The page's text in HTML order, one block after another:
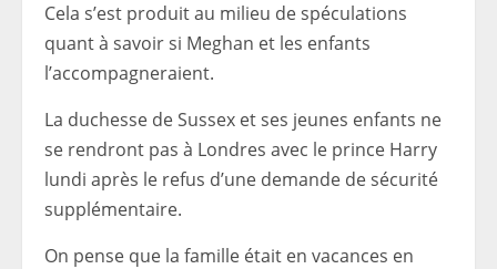
Cela s’est produit au milieu de spéculations
quant à savoir si Meghan et les enfants
l’accompagneraient.
La duchesse de Sussex et ses jeunes enfants ne
se rendront pas à Londres avec le prince Harry
lundi après le refus d’une demande de sécurité
supplémentaire.
On pense que la famille était en vacances en